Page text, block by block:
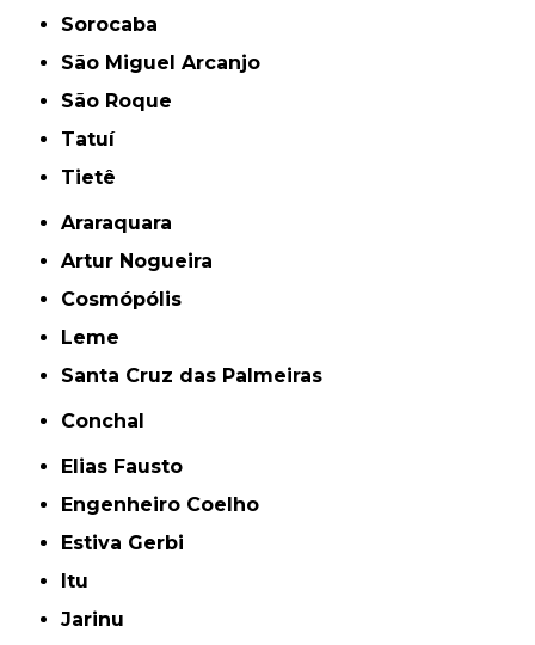
Sorocaba
São Miguel Arcanjo
São Roque
Tatuí
Tietê
Araraquara
Artur Nogueira
Cosmópólis
Leme
Santa Cruz das Palmeiras
Conchal
Elias Fausto
Engenheiro Coelho
Estiva Gerbi
Itu
Jarinu